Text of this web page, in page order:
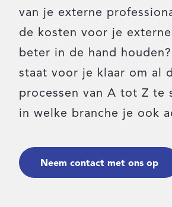
Inloggen
Contact
van je externe
de kosten voor je
beter in de hand
staat voor je klaar om al
processen van A tot Z te
in welke branche je ook
Neem contact met ons op